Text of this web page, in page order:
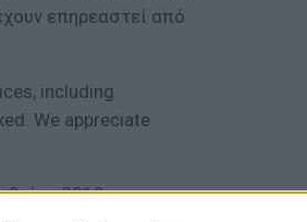
επηρεαστεί από
including
We appreciate
2019